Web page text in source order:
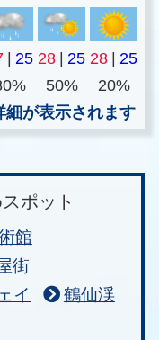
| 25 28 | 25 28 | 25
50%
20%
細が表示されます
ポット
館
街
イ
鶴仙渓